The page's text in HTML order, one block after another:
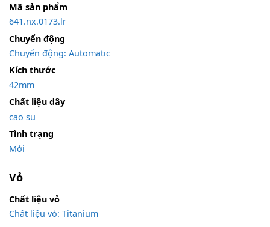
Mã sản phẩm
641.nx.0173.lr
Chuyển động
Chuyển động: Automatic
Kích thước
42mm
Chất liệu dây
cao su
Tình trạng
Mới
Vỏ
Chất liệu vỏ
Chất liệu vỏ: Titanium